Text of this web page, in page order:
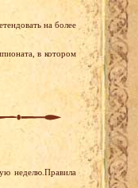
на более
в котором
неделю.Правила